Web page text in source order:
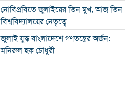
নোবিপ্রবিতে জুলাইয়ের তিন মুখ, আজ তিন
বিশ্ববিদ্যালয়ের নেতৃত্বে
জুলাই যুদ্ধ বাংলাদেশে গণতন্ত্রের অর্জন:
মনিরুল হক চৌধুরী